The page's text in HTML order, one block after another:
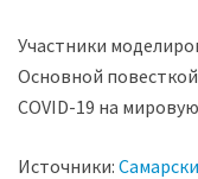
Участники
Основной
COVID-19 на
Источники: